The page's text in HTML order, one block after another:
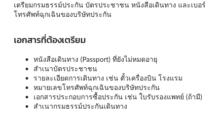
เตรียมกรมธรรม์ประกัน บัตรประชาชน หนังสือเดินทาง และเบอร์
โทรศัพท์ฉุกเฉินของบริษัทประกัน
เอกสารที่ต้องเตรียม
หนังสือเดินทาง (Passport) ที่ยังไม่หมดอายุ
สำเนาบัตรประชาชน
รายละเอียดการเดินทาง เช่น ตั้วเครื่องบิน โรงแรม
หมายเลขโทรศัพท์ฉุกเฉินของบริษัทประกัน
เอกสารประกอบการซื้อประกัน เช่น ใบรับรองแพทย์ (ถ้ามี)
สำเนากรมธรรม์ประกันเดินทาง